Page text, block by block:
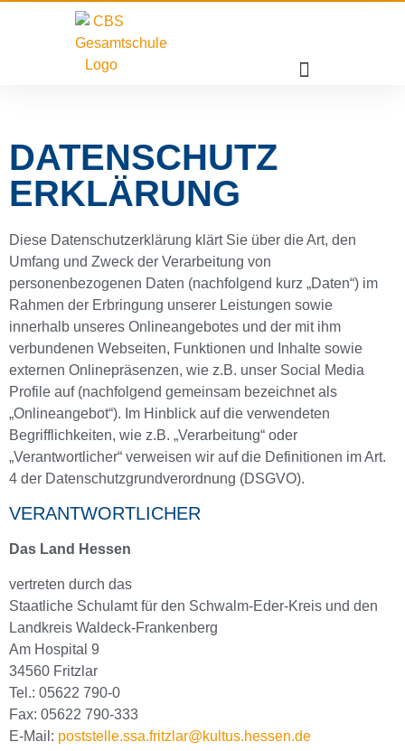
DATENSCHUTZ
ERKLÄRUNG
Diese Datenschutzerklärung klärt Sie über die Art, den
Umfang und Zweck der Verarbeitung von
personenbezogenen Daten (nachfolgend kurz „Daten“) im
Rahmen der Erbringung unserer Leistungen sowie
innerhalb unseres Onlineangebotes und der mit ihm
verbundenen Webseiten, Funktionen und Inhalte sowie
externen Onlinepräsenzen, wie z.B. unser Social Media
Profile auf (nachfolgend gemeinsam bezeichnet als
„Onlineangebot“). Im Hinblick auf die verwendeten
Begrifflichkeiten, wie z.B. „Verarbeitung“ oder
„Verantwortlicher“ verweisen wir auf die Definitionen im Art.
4 der Datenschutzgrundverordnung (DSGVO).
VERANTWORTLICHER
Das Land Hessen
vertreten durch das
Staatliche Schulamt für den Schwalm-Eder-Kreis und den
Landkreis Waldeck-Frankenberg
Am Hospital 9
34560 Fritzlar
Tel.: 05622 790-0
Fax: 05622 790-333
E-Mail: poststelle.ssa.fritzlar@kultus.hessen.de